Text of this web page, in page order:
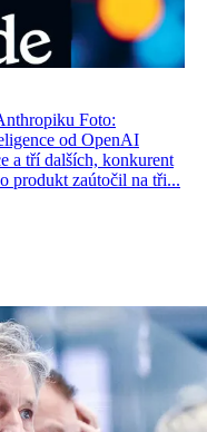
Foto:
od OpenAI
a tří dalších, konkurent
produkt zaútočil na tři...